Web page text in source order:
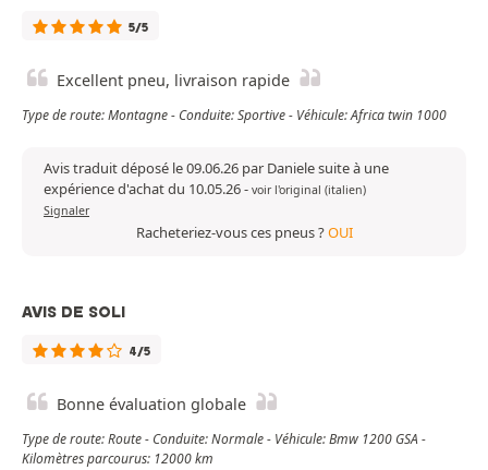
5/5
Excellent pneu, livraison rapide
Type de route: Montagne - Conduite: Sportive - Véhicule: Africa twin 1000
Avis traduit déposé le 09.06.26 par Daniele suite à une
expérience d'achat du 10.05.26- voir l'original (italien)
Signaler
Racheteriez-vous ces pneus ?OUI
AVIS DE SOLI
4/5
Bonne évaluation globale
Type de route: Route - Conduite: Normale - Véhicule: Bmw 1200 GSA -
Kilomètres parcourus: 12000 km